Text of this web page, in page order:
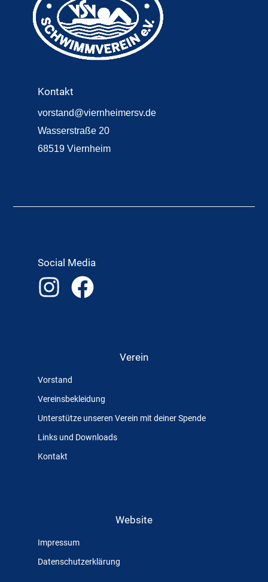
Kontakt
vorstand@viernheimersv.de
Wasserstraße 20
68519 Viernheim
Social Media
Verein
Vorstand
Vereinsbekleidung
Unterstütze unseren Verein mit deiner Spende
Links und Downloads
Kontakt
Website
Impressum
Datenschutzerklärung